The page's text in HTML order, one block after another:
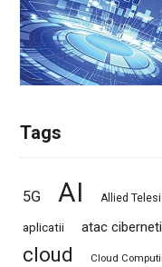
Tags
5G AI Allied
aplicatii atac
cloud Cloud